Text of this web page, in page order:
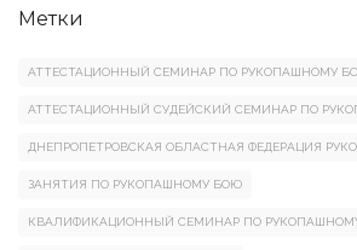
Метки
АТТЕСТАЦИОННЫЙ СЕМИНАР ПО РУКОПАШНОМУ
АТТЕСТАЦИОННЫЙ СУДЕЙСКИЙ СЕМИНАР ПО
ДНЕПРОПЕТРОВСКАЯ ОБЛАСТНАЯ ФЕДЕРАЦИЯ
ЗАНЯТИЯ ПО РУКОПАШНОМУ БОЮ
КВАЛИФИКАЦИОННЫЙ СЕМИНАР ПО